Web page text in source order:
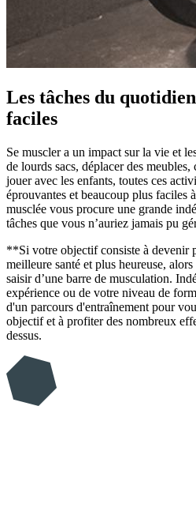
Les tâches du
faciles
Se muscler a un impact sur la vie et
de lourds sacs, déplacer des
jouer avec les enfants, toutes ces
éprouvantes et beaucoup plus faciles
musclée vous procure une grande
tâches que vous n’auriez jamais pu
**Si votre objectif consiste à devenir
meilleure santé et plus heureuse,
saisir d’une barre de musculation.
expérience ou de votre niveau de
d'un parcours d'entraînement pour
objectif et à profiter des nombreux
dessus.